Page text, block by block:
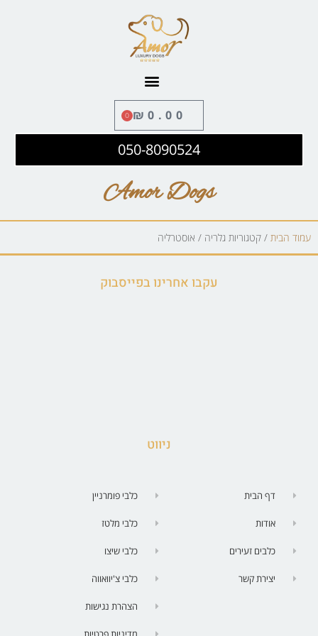
₪0.00
0
050-8090524
Amor Dogs
עמוד הבית / קטגוריות גלריה / אוסטרליה
עקבו אחרינו בפייסבוק
ניווט
דף הבית
אודות
כלבים זעירים
יצירת קשר
כלבי פומרניין
כלבי מלטז
כלבי שיצו
כלבי צ'יוואווה
הצהרת נגישות